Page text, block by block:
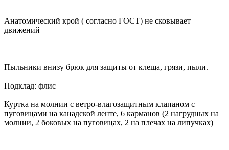
Анатомический крой ( согласно ГОСТ) не сковывает
движений
Пыльники внизу брюк для защиты от клеща, грязи, пыли.
Подклад: флис⠀⠀⠀⠀⠀⠀⠀⠀⠀⠀⠀⠀⠀⠀⠀⠀⠀⠀⠀⠀
Куртка на молнии с ветро-влагозащитным клапаном с
пуговицами на канадской ленте, 6 карманов (2 нагрудных на
молнии, 2 боковых на пуговицах, 2 на плечах на липучках)